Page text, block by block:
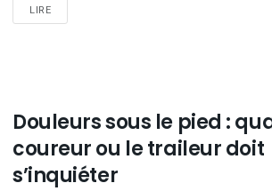
LIRE
Douleurs sous le pied :
coureur ou le traileur doit
s’inquiéter